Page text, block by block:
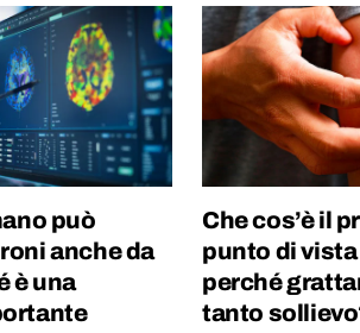
può
anche da
è una
Che cos’è il
punto di
perché
tanto